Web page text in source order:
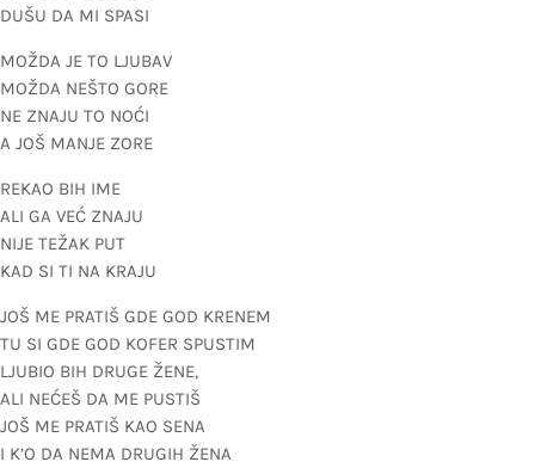
DUŠU DA MI SPASI
MOŽDA JE TO LJUBAV
MOŽDA NEŠTO GORE
NE ZNAJU TO NOĆI
A JOŠ MANJE ZORE
REKAO BIH IME
ALI GA VEĆ ZNAJU
NIJE TEŽAK PUT
KAD SI TI NA KRAJU
JOŠ ME PRATIŠ GDE GOD KRENEM
TU SI GDE GOD KOFER SPUSTIM
LJUBIO BIH DRUGE ŽENE,
ALI NEĆEŠ DA ME PUSTIŠ
JOŠ ME PRATIŠ KAO SENA
I K’O DA NEMA DRUGIH ŽENA